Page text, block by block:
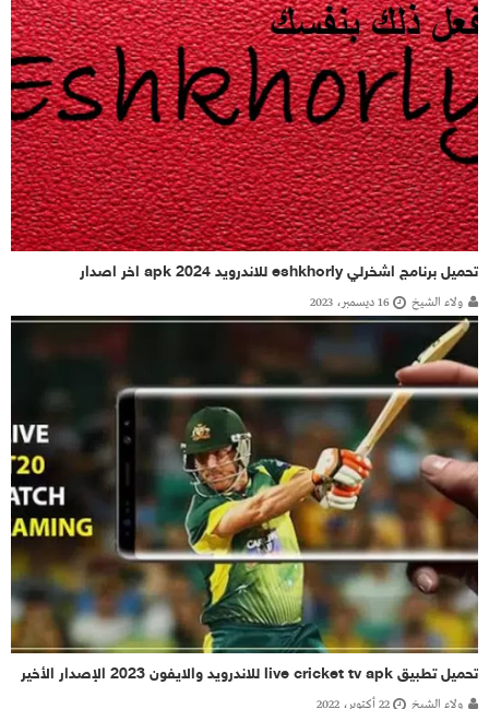
تحميل برنامج اشخرلي eshkhorly للاندرويد 2024 apk اخر اصدار
ولاء الشيخ 16 ديسمبر، 2023
تحميل تطبيق live cricket tv apk للاندرويد والايفون 2023 الإصدار الأخير
ولاء الشيخ 22 أكتوبر، 2022